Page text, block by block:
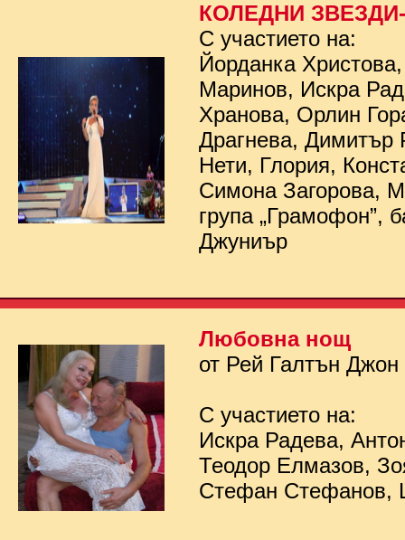
КОЛЕДНИ ЗВЕЗДИ-
С участието на:
Йорданка
Маринов, Искра
Хранова, Орлин
Драгнева, Димитър
Нети, Глория,
Симона Загорова,
група „Грамофон”,
Джуниър
Любовна нощ
от Рей Галтън Джон
С участието на:
Искра Радева,
Теодор Елмазов,
Стефан Стефанов,